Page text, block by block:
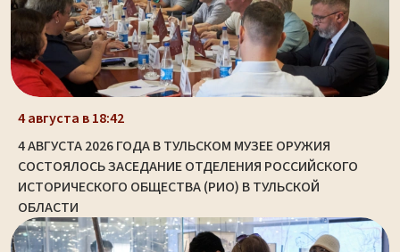
4 августа в 18:42
4 АВГУСТА 2026 ГОДА В ТУЛЬСКОМ МУЗЕЕ ОРУЖИЯ
СОСТОЯЛОСЬ ЗАСЕДАНИЕ ОТДЕЛЕНИЯ РОССИЙСКОГО
ИСТОРИЧЕСКОГО ОБЩЕСТВА (РИО) В ТУЛЬСКОЙ
ОБЛАСТИ